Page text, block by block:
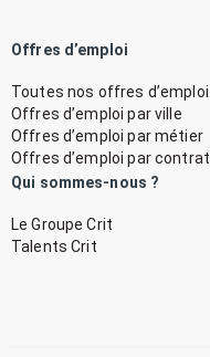
Offres d’emploi
Toutes nos offres d’emploi
Offres d’emploi par ville
Offres d’emploi par métier
Offres d’emploi par contrat
Qui sommes-nous ?
Le Groupe Crit
Talents Crit